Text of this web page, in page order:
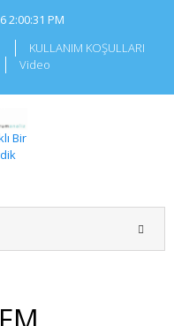
2:00:31 PM
KULLANIM KOŞULLARI
Video
Bir